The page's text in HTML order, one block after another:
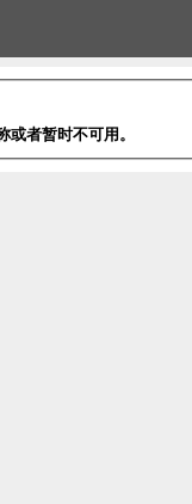
者暂时不可用。